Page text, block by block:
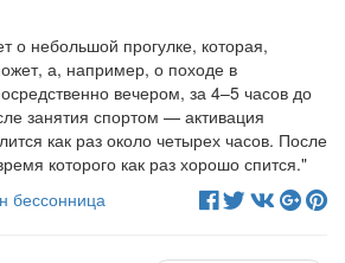
о небольшой прогулке, которая,
а, например, о походе в
вечером, за 4–5 часов до
занятия спортом — активация
как раз около четырех часов. После
которого как раз хорошо спится."
бессонница